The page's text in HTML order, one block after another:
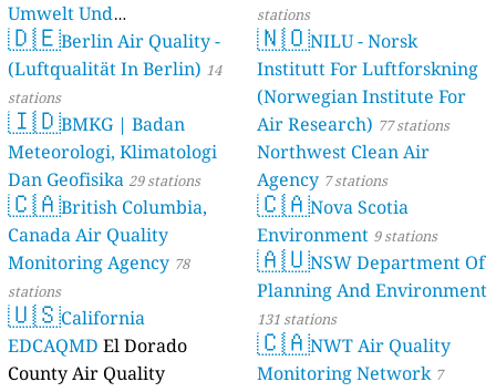
Umwelt Und
Verbraucherschutz) - LfU
46 stations
🇩🇪Berlin Air Quality -
(Luftqualität In Berlin) 14
stations
🇮🇩BMKG | Badan
Meteorologi, Klimatologi
Dan Geofisika 29 stations
🇨🇦British Columbia,
Canada Air Quality
Monitoring Agency 78
stations
🇺🇸California
EDCAQMD El Dorado
County Air Quality
stations
🇳🇴NILU - Norsk
Institutt For Luftforskning
(Norwegian Institute For
Air Research) 77 stations
Northwest Clean Air
Agency 7 stations
🇨🇦Nova Scotia
Environment 9 stations
🇦🇺NSW Department Of
Planning And Environment
131 stations
🇨🇦NWT Air Quality
Monitoring Network 7